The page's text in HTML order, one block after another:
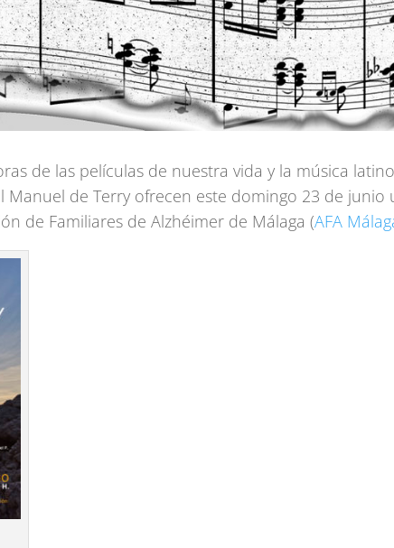
de las películas de nuestra vida y la música
Manuel de Terry ofrecen este domingo 23 de junio
de Familiares de Alzhéimer de Málaga (AFA